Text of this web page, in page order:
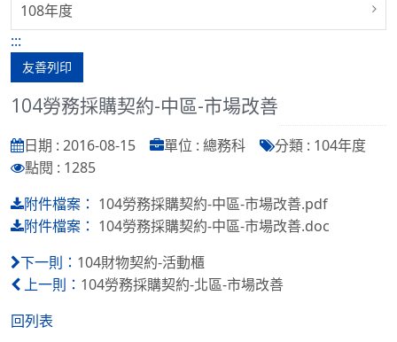
108年度
:::
友善列印
104勞務採購契約-中區-市場改善
日期 : 2016-08-15 單位 : 總務科
分類 : 104年度
點閱 : 1285
附件檔案： 104勞務採購契約-中區-市場改善.pdf
附件檔案： 104勞務採購契約-中區-市場改善.doc
下一則： 104財物契約-活動櫃
上一則： 104勞務採購契約-北區-市場改善
回列表